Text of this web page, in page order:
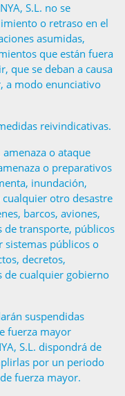
S.L. no se
o retraso en el
asumidas,
que están fuera
que se deban a causa
a modo enunciativo
reivindicativas.
o ataque
o preparativos
inundación,
otro desastre
barcos, aviones,
transporte, públicos
públicos o
decretos,
de cualquier gobierno
suspendidas
fuerza mayor
S.L. dispondrá de
por un periodo
fuerza mayor.